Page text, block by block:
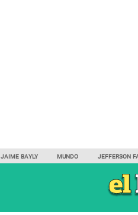
JAIME BAYLY MUNDO JEFFERSON